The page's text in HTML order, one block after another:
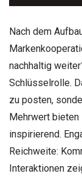
Nach dem
nachhaltig
Schlüsselrolle.
zu posten,
Mehrwert bieten
inspirierend.
Reichweite:
Interaktionen